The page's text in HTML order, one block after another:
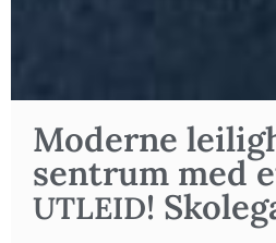
Moder­ne
sen­trum med
UTLEID!